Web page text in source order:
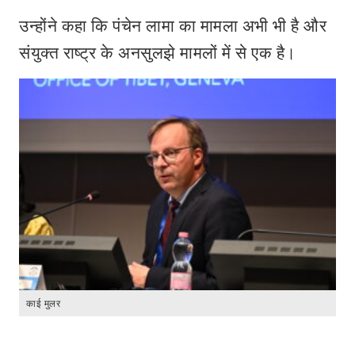
उन्होंने कहा कि पंचेन लामा का मामला अभी भी है और
संयुक्त राष्ट्र के अनसुलझे मामलों में से एक है।
काई मुलर